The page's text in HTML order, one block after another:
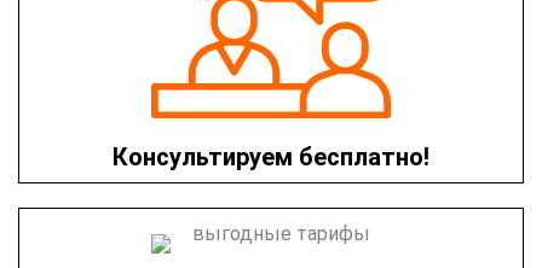
Консультируем бесплатно!